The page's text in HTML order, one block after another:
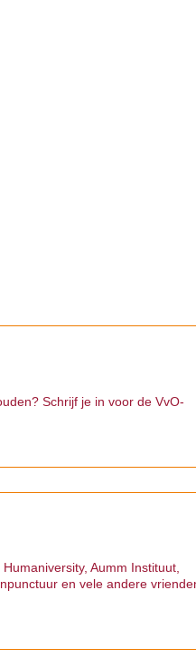
Schrijf je in voor de VvO-
Aumm Instituut,
en vele andere